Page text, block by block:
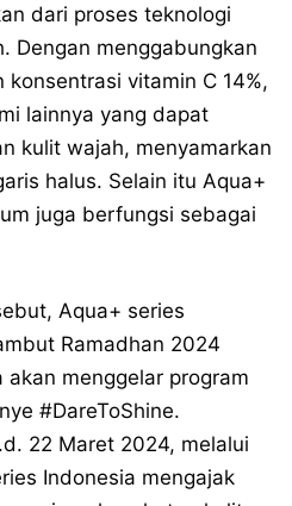
dari proses teknologi
Dengan menggabungkan
konsentrasi vitamin C 14%,
lainnya yang dapat
kulit wajah, menyamarkan
halus. Selain itu Aqua+
juga berfungsi sebagai
Aqua+ series
Ramadhan 2024
akan menggelar program
#DareToShine.
22 Maret 2024, melalui
Indonesia mengajak